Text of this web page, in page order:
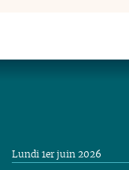
Lundi 1er juin 2026